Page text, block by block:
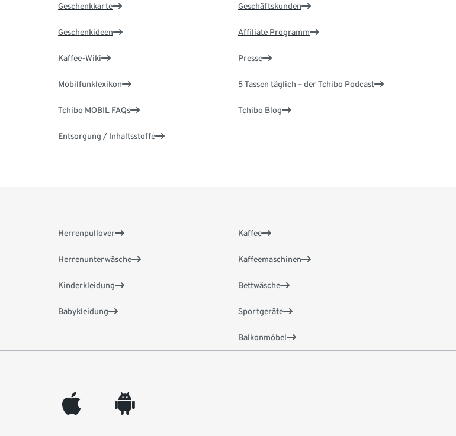
Geschenkkarte
Geschenkideen
Kaffee-Wiki
Mobilfunklexikon
Tchibo MOBIL FAQs
Entsorgung / Inhaltsstoffe
Geschäftskunden
Affiliate Programm
Presse
5 Tassen täglich – der Tchibo Podcast
Tchibo Blog
Herrenpullover
Herrenunterwäsche
Kinderkleidung
Babykleidung
Kaffee
Kaffeemaschinen
Bettwäsche
Sportgeräte
Balkonmöbel
appleinc android